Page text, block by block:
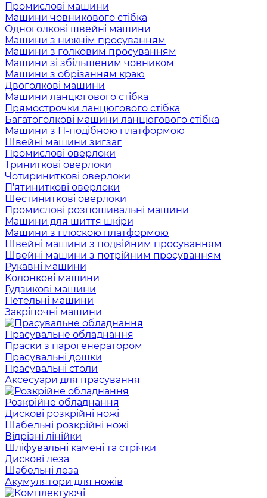
Промислові машини
Машини човникового стібка
Одноголкові швейні машини
Машини з нижнім просуванням
Машини з голковим просуванням
Машини зі збільшеним човником
Машини з обрізанням краю
Двоголкові машини
Машини ланцюгового стібка
Прямострочки ланцюгового стібка
Багатоголкові машини ланцюгового стібка
Машини з П-подібною платформою
Швейні машини зигзаг
Промислові оверлоки
Триниткові оверлоки
Чотириниткові оверлоки
П'ятиниткові оверлоки
Шестиниткові оверлоки
Промислові розпошивальні машини
Машини для шиття шкіри
Машини з плоскою платформою
Швейні машини з подвійним просуванням
Швейні машини з потрійним просуванням
Рукавні машини
Колонкові машини
Гудзикові машини
Петельні машини
Закріпочні машини
Прасувальне обладнання
Праски з парогенератором
Прасувальні дошки
Прасувальні столи
Аксесуари для прасування
Розкрійне обладнання
Дискові розкрійні ножі
Шабельні розкрійні ножі
Відрізні лінійки
Шліфувальні камені та стрічки
Дискові леза
Шабельні леза
Акумулятори для ножів